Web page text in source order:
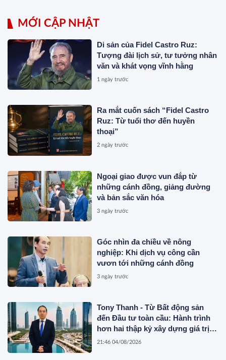
MỚI CẬP NHẬT
Di sản của Fidel Castro Ruz:
Tượng đài lịch sử, tư tưởng nhân
văn và khát vọng vĩnh hằng
1 ngày trước
Ra mắt cuốn sách “Fidel Castro
Ruz: Từ tuổi thơ đến huyền
thoại”
2 ngày trước
Ngoại giao được vun đắp từ
những cánh đồng, giảng đường
và bản sắc văn hóa
3 ngày trước
Góc nhìn đa chiều về nông
nghiệp: Khi dịch vụ công cần
vươn tới những cánh đồng
3 ngày trước
Tony Thanh - Từ Bất động sản
đến Đầu tư toàn cầu: Hành trình
hơn hai thập kỷ xây dựng giá trị
của một doanh nhân Việt tại Úc
21:46 04/08/2026